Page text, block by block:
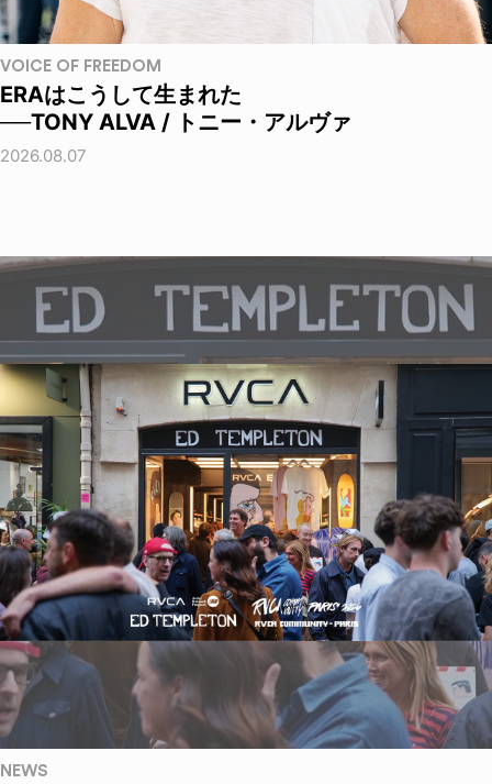
VOICE OF FREEDOM
ERAはこうして生まれた
──TONY ALVA / トニー・アルヴァ
2026.08.07
NEWS